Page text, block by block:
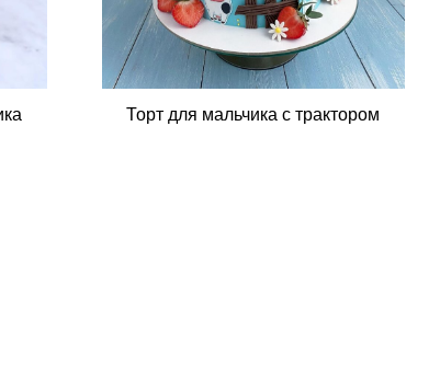
Торт для мальчика с трактором